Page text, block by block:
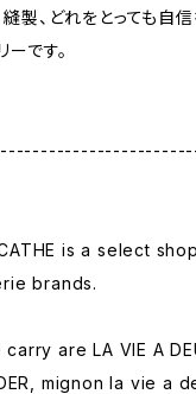
縫製、どれをとっても自
ーです。
is a select
brands.
are LA VIE A
mignon la vie a